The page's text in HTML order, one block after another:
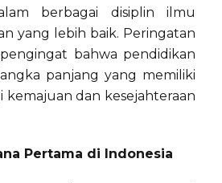
berbagai disiplin ilmu
yang lebih baik. Peringatan
bahwa pendidikan
panjang yang memiliki
kemajuan dan kesejahteraan
Pertama di Indonesia